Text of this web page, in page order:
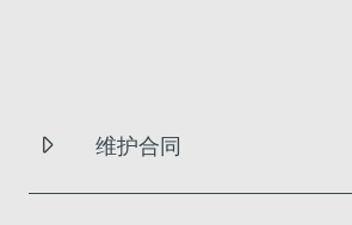
维护合同